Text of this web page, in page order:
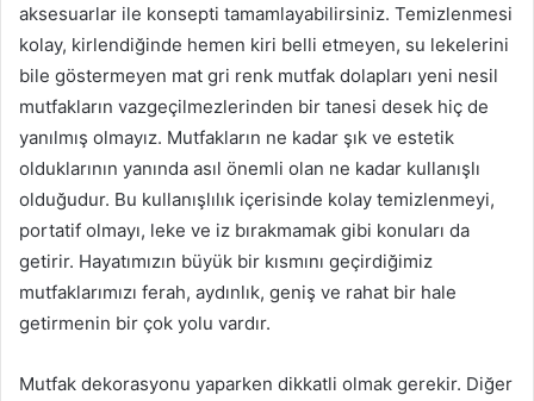
aksesuarlar ile konsepti tamamlayabilirsiniz. Temizlenmesi
kolay, kirlendiğinde hemen kiri belli etmeyen, su lekelerini
bile göstermeyen mat gri renk mutfak dolapları yeni nesil
mutfakların vazgeçilmezlerinden bir tanesi desek hiç de
yanılmış olmayız. Mutfakların ne kadar şık ve estetik
olduklarının yanında asıl önemli olan ne kadar kullanışlı
olduğudur. Bu kullanışlılık içerisinde kolay temizlenmeyi,
portatif olmayı, leke ve iz bırakmamak gibi konuları da
getirir. Hayatımızın büyük bir kısmını geçirdiğimiz
mutfaklarımızı ferah, aydınlık, geniş ve rahat bir hale
getirmenin bir çok yolu vardır.
Mutfak dekorasyonu yaparken dikkatli olmak gerekir. Diğer